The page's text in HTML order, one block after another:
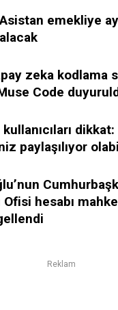
emekliye
zeka kodlama
Code
paylaşılıyor
Ofisi hesabı
Reklam